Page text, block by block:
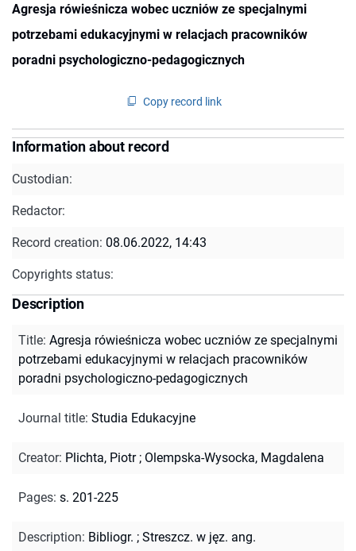
Agresja rówieśnicza wobec uczniów ze specjalnymi
potrzebami edukacyjnymi w relacjach pracowników
poradni psychologiczno-pedagogicznych
Copy record link
Information about record
Custodian:
Redactor:
Record creation: 08.06.2022, 14:43
Copyrights status:
Description
Title: Agresja rówieśnicza wobec uczniów ze specjalnymi
potrzebami edukacyjnymi w relacjach pracowników
poradni psychologiczno-pedagogicznych
Journal title: Studia Edukacyjne
Creator: Plichta, Piotr; Olempska-Wysocka, Magdalena
Pages: s. 201-225
Description: Bibliogr. ; Streszcz. w jęz. ang.